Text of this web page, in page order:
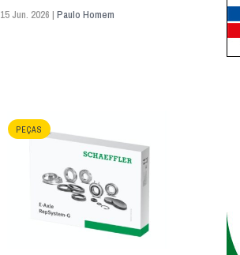
15 Jun. 2026 |Paulo Homem
PEÇAS